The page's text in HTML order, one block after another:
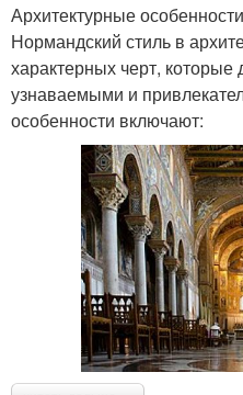
Архитектурные
Нормандский стиль в
характерных черт, которые
узнаваемыми и
особенности включают: